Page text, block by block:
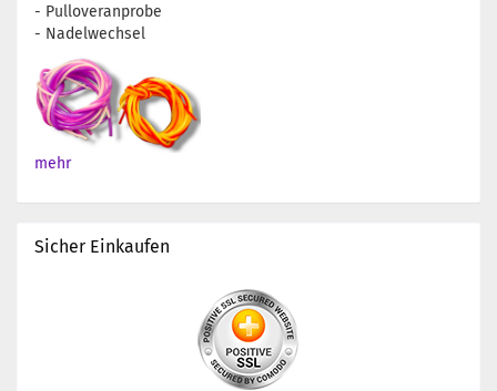
- Pulloveranprobe
- Nadelwechsel
mehr
Sicher Einkaufen